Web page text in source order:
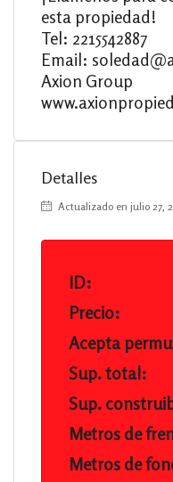
esta propiedad!
Tel: 2215542887
Email:
Axion Group
Detalles
Actualizado en julio 27,
ID:
Precio:
Acepta
Sup. total:
Sup.
Metros de
Metros de